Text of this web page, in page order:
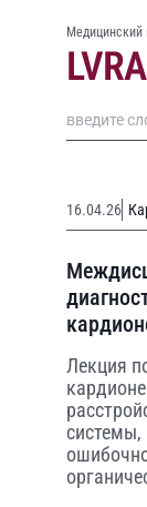
Медицинский
16.04.26
Лекция
системы,